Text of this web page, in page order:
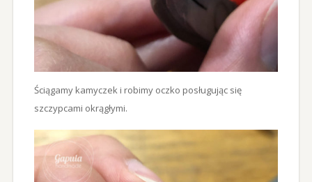
Ściągamy kamyczek i robimy oczko posługując się
szczypcami okrągłymi.